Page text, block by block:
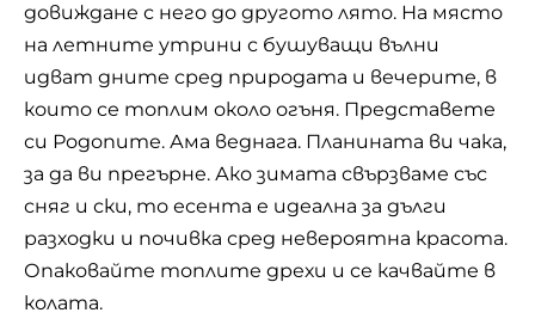
довиждане с него до другото лято. На място
на летните утрини с бушуващи вълни
идват дните сред природата и вечерите, в
които се топлим около огъня. Представете
си Родопите. Ама веднага. Планината ви чака,
за да ви прегърне. Ако зимата свързваме със
сняг и ски, то есента е идеална за дълги
разходки и почивка сред невероятна красота.
Опаковайте топлите дрехи и се качвайте в
колата.